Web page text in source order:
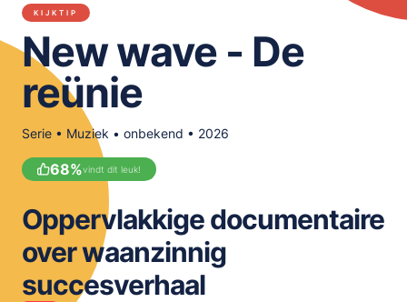
FILTER FILMS EN SERIES OP MIJN
DIENSTEN
Download
de
Binge
App
KIJKTIP
New wave - De
reünie
Serie • Muziek • onbekend • 2026
68%vindt dit leuk!
Oppervlakkige documentaire
over waanzinnig
succesverhaal